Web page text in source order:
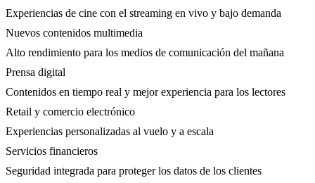
Experiencias de cine con el streaming en vivo y bajo demanda
Nuevos contenidos multimedia
Alto rendimiento para los medios de comunicación del mañana
Prensa digital
Contenidos en tiempo real y mejor experiencia para los lectores
Retail y comercio electrónico
Experiencias personalizadas al vuelo y a escala
Servicios financieros
Seguridad integrada para proteger los datos de los clientes